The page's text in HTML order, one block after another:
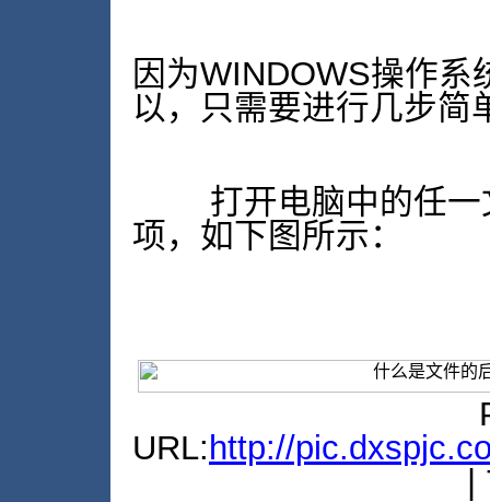
因为WINDOWS操作
以，只需要进行几步简
打开电脑中的任一
项，如下图所示：
URL: http://